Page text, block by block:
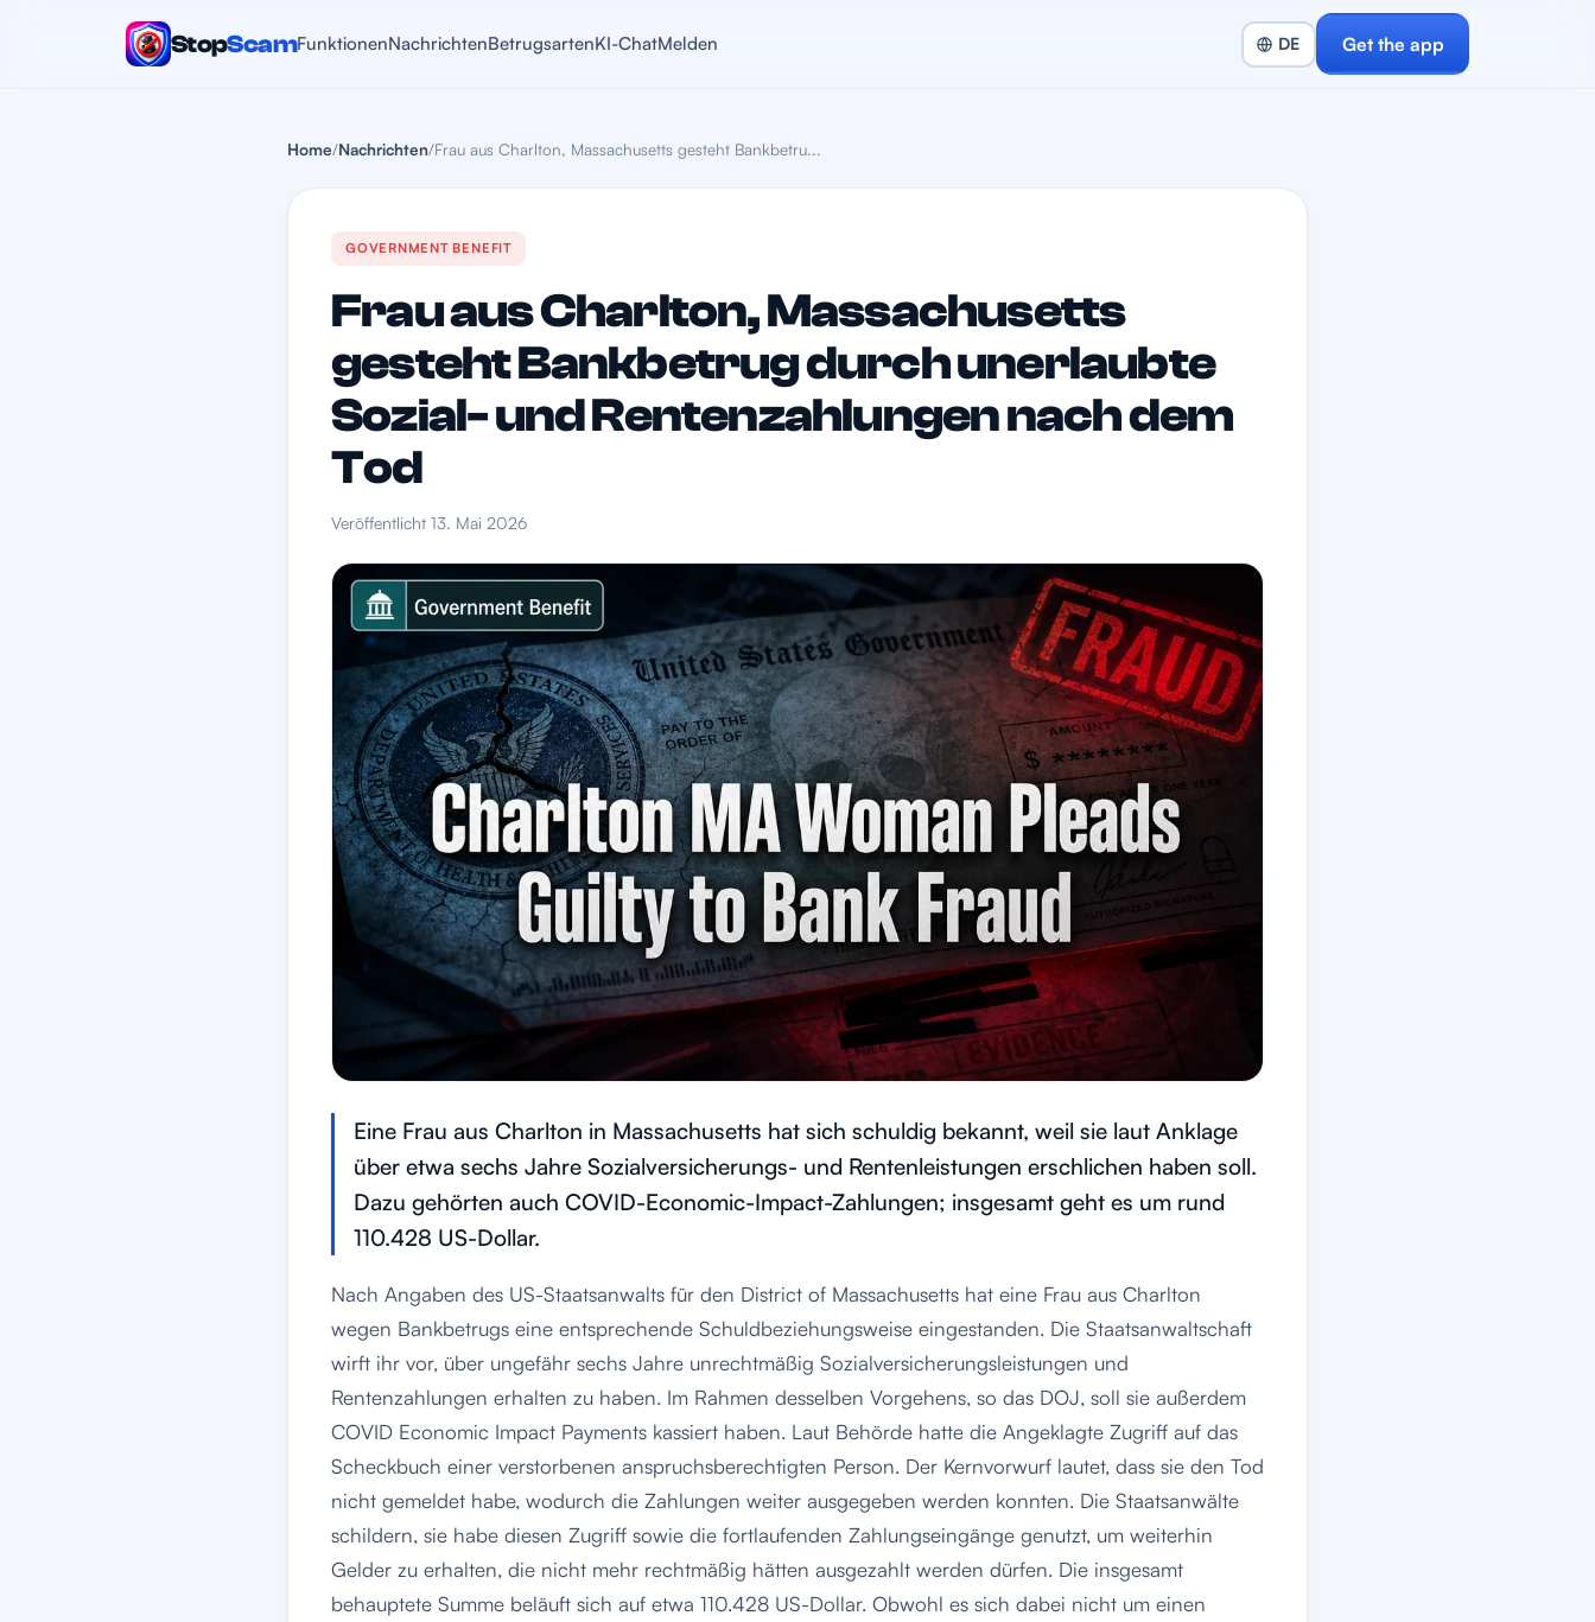
StopScamFunktionenNachrichtenBetrugsartenKI-ChatMelden Get the app
Home/Nachrichten/Frau aus Charlton, Massachusetts gesteht Bankbetru...
GOVERNMENT BENEFIT
Frau aus Charlton, Massachusetts
gesteht Bankbetrug durch unerlaubte
Sozial- und Rentenzahlungen nach dem
Tod
Veröffentlicht 13. Mai 2026
Eine Frau aus Charlton in Massachusetts hat sich schuldig bekannt, weil sie laut Anklage
über etwa sechs Jahre Sozialversicherungs- und Rentenleistungen erschlichen haben soll.
Dazu gehörten auch COVID-Economic-Impact-Zahlungen; insgesamt geht es um rund
110.428 US-Dollar.
Nach Angaben des US-Staatsanwalts für den District of Massachusetts hat eine Frau aus Charlton
wegen Bankbetrugs eine entsprechende Schuldbeziehungsweise eingestanden. Die Staatsanwaltschaft
wirft ihr vor, über ungefähr sechs Jahre unrechtmäßig Sozialversicherungsleistungen und
Rentenzahlungen erhalten zu haben. Im Rahmen desselben Vorgehens, so das DOJ, soll sie außerdem
COVID Economic Impact Payments kassiert haben. Laut Behörde hatte die Angeklagte Zugriff auf das
Scheckbuch einer verstorbenen anspruchsberechtigten Person. Der Kernvorwurf lautet, dass sie den Tod
nicht gemeldet habe, wodurch die Zahlungen weiter ausgegeben werden konnten. Die Staatsanwälte
schildern, sie habe diesen Zugriff sowie die fortlaufenden Zahlungseingänge genutzt, um weiterhin
Gelder zu erhalten, die nicht mehr rechtmäßig hätten ausgezahlt werden dürfen. Die insgesamt
behauptete Summe beläuft sich auf etwa 110.428 US-Dollar. Obwohl es sich dabei nicht um einen